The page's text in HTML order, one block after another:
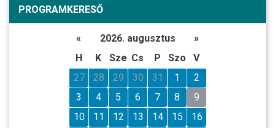
PROGRAMKERESŐ
« 2026. augusztus
»
H
K Sze Cs P Szo
V
27
28 29 30 31 1
2
3
4 5 6 7 8
9
10
11 12 13 14 15
16